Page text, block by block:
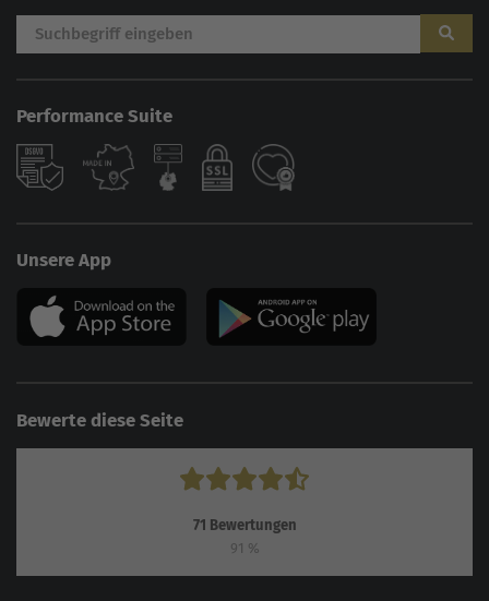
Performance Suite
Unsere App
Bewerte diese Seite
71 Bewertungen
91 %